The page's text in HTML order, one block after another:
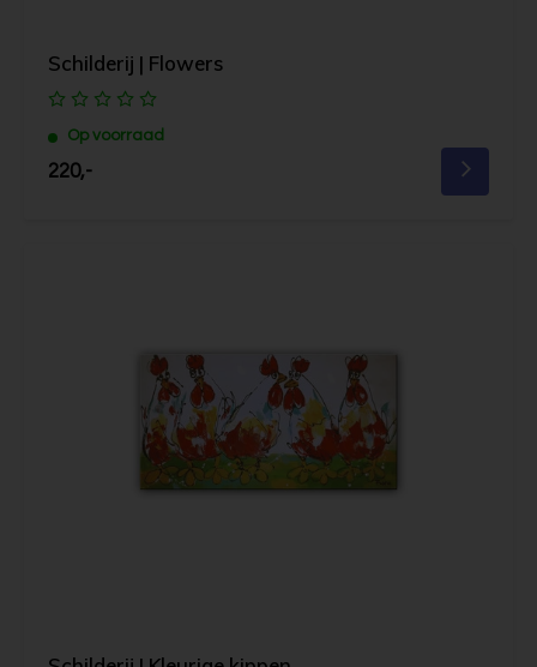
Schilderij | Flowers
Op voorraad
220,-